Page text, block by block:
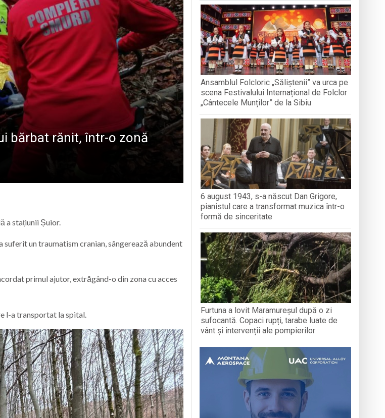
de ani de la moartea lui Iancu de Hunedoara
perioada 14–16 august
din Sighet găzduiește o nouă întâlnire a clubului de carte „Legături Literare”
unui eveniment internațional dedicat prieteniei și diversității culturale
bărbat rănit, într-o zonă
a stațiunii Șuior.
suferit un traumatism cranian, sângerează abundent
primul ajutor, extrăgând-o din zona cu acces
l-a transportat la spital.
Ansamblul Folcloric „Săliștenii” va urca pe
scena Festivalului Internațional de Folclor
„Cântecele Munților” de la Sibiu
6 august 1943, s-a născut Dan Grigore,
pianistul care a transformat muzica într-o
formă de sinceritate
Furtuna a lovit Maramureșul după o zi
sufocantă. Copaci rupți, tarabe luate de
vânt și intervenții ale pompierilor